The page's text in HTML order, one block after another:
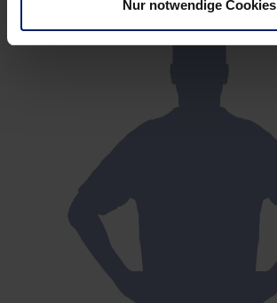
Nur notwendige Cookies